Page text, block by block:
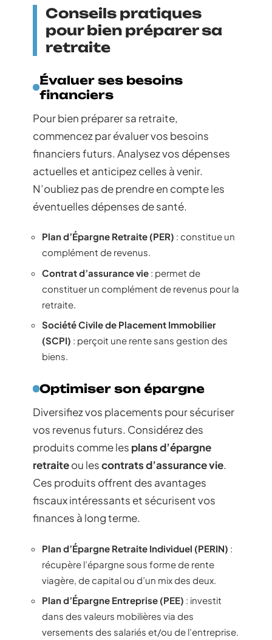
Conseils pratiques
pour bien préparer sa
retraite
Évaluer ses besoins
financiers
Pour bien préparer sa retraite,
commencez par évaluer vos besoins
financiers futurs. Analysez vos dépenses
actuelles et anticipez celles à venir.
N’oubliez pas de prendre en compte les
éventuelles dépenses de santé.
Plan d’Épargne Retraite (PER) : constitue un
complément de revenus.
Contrat d’assurance vie : permet de
constituer un complément de revenus pour la
retraite.
Société Civile de Placement Immobilier
(SCPI) : perçoit une rente sans gestion des
biens.
Optimiser son épargne
Diversifiez vos placements pour sécuriser
vos revenus futurs. Considérez des
produits comme les plans d’épargne
retraiteou lescontrats d’assurance vie.
Ces produits offrent des avantages
fiscaux intéressants et sécurisent vos
finances à long terme.
Plan d’Épargne Retraite Individuel (PERIN) :
récupère l’épargne sous forme de rente
viagère, de capital ou d’un mix des deux.
Plan d’Épargne Entreprise (PEE) : investit
dans des valeurs mobilières via des
versements des salariés et/ou de l’entreprise.